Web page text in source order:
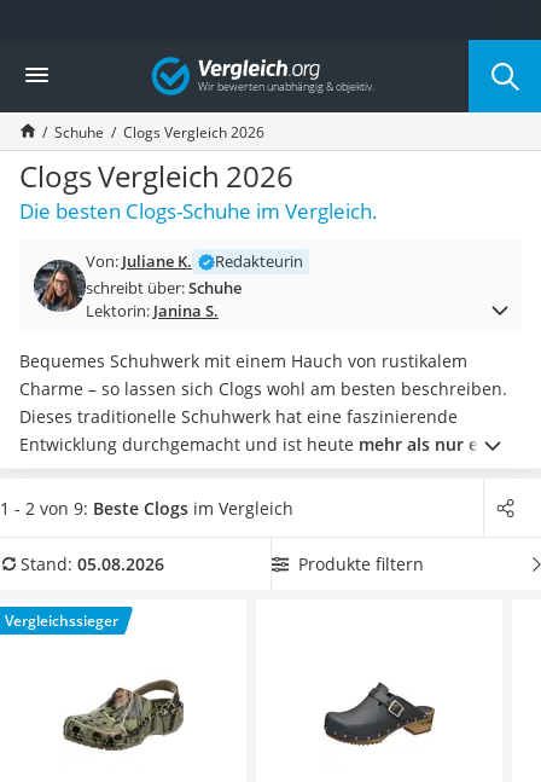
Die beliebtesten Vergleiche nach Kategorie
Mode
Boxershorts
Cellulite-Leggings
Herrensocken
Polarisierte Sonnenbrille
Hausschuhe Herren
Suunto-Uhr
Überzieh-Sonnenbrille
Sneaker Herren
Geldbörse Herren
Knirps-Regenschirm
Periodenunterwäsche
RFID-Schutzkarte
Motorradbrillen
Ausweishülle
Beheizbare Handschuhe
Gesundheitsschuhe
Vergleich
Schuhe Clogs Vergleich 2026
Clogs Vergleich 2026
Die besten Clogs-Schuhe im Vergleich.
Von: Juliane K.
Redakteurin
schreibt über:Schuhe
Lektorin: Janina S.
Bequemes Schuhwerk mit einem Hauch von rustikalem
Charme – so lassen sich Clogs wohl am besten beschreiben.
Dieses traditionelle Schuhwerk hat eine faszinierende
Entwicklung durchgemacht und ist heute mehr als nur ein
einfacher Holzschuh. Clogs können Sie diversen Online-Tests
zufolge nicht nur als Gartenschuhe
Sie jetzt aus unserer Vergleichstabellewasserfeste Clogs
Figur zu machen. Überzeugt hat uns hier im August 2026
besonders das Modell
1 - 2 von 9: Beste Clogs im Vergleich
Stand: 05.08.2026 Produkte filtern
Vergleichssieger